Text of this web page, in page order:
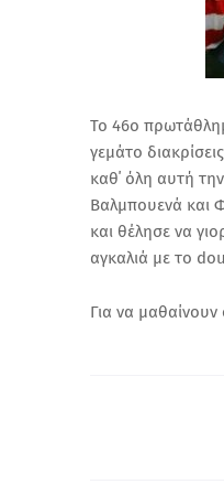
Το 46ο
γεμάτο
καθ΄ όλη αυτή
Βαλμπουενά και
και θέλησε να
αγκαλιά με το
Για να μαθαίνουν